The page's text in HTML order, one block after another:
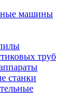
машины
труб
станки